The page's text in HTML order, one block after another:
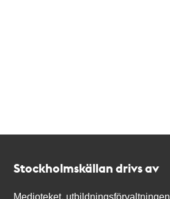
Stockholmskällan drivs av
Medioteket, utbildningsförvaltningen